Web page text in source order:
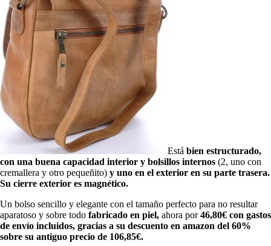
Está bien estructurado,
con una buena capacidad interior y bolsillos internos (2, uno con
cremallera y otro pequeñito) y uno en el exterior en su parte trasera.
Su cierre exterior es magnético.
Un bolso sencillo y elegante con el tamaño perfecto para no resultar
aparatoso y sobre todo fabricado en piel, ahora por46,80€ con gastos
de envío incluidos, gracias a su descuento en amazon del 60%
sobre su antiguo precio de 106,85€.